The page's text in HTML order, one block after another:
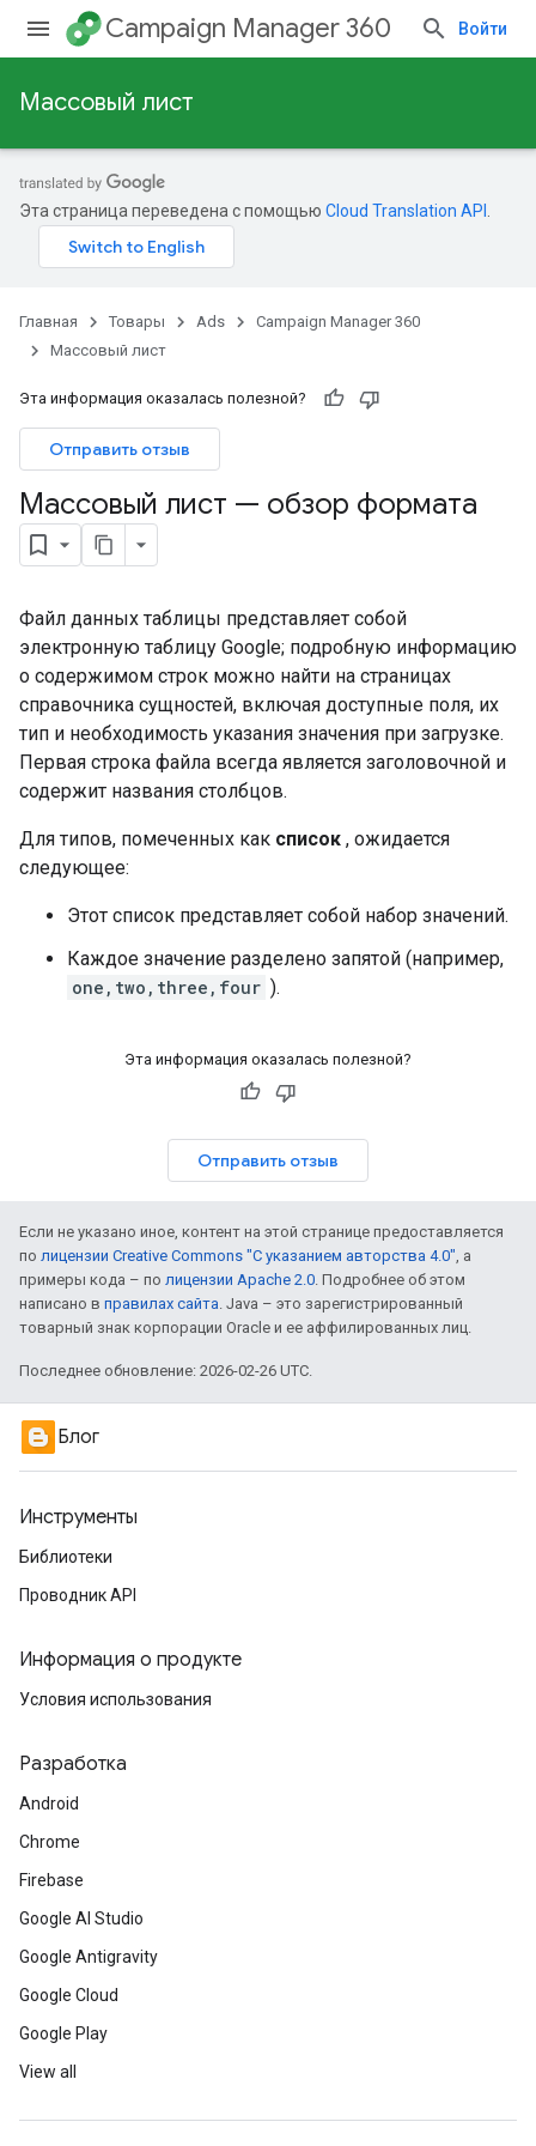
Campaign Manager 360 Войти
Массовый лист
Эта страница переведена с помощью Cloud Translation API
Главная Товары Ads
Campaign Manager 360
Массовый лист
Эта информация оказалась полезной?
Отправить отзыв
Массовый лист — обзор формата
Файл данных таблицы представляет собой
электронную таблицу Google; подробную информацию
о содержимом строк можно найти на страницах
справочника сущностей, включая доступные поля, их
тип и необходимость указания значения при загрузке.
Первая строка файла всегда является заголовочной и
содержит названия столбцов.
Для типов, помеченных как список , ожидается
следующее:
Этот список представляет собой набор значений.
Каждое значение разделено запятой (например,
one,two,three,four ).
Эта информация оказалась полезной?
Отправить отзыв
Если не указано иное, контент на этой странице предоставляется
по лицензии Creative Commons "С указанием авторства 4.0", а
примеры кода – по лицензии Apache 2.0. Подробнее об этом
написано в правилах сайта. Java – это зарегистрированный
товарный знак корпорации Oracle и ее аффилированных лиц.
Последнее обновление: 2026-02-26 UTC.
Блог
Инструменты
Библиотеки
Проводник API
Информация о продукте
Условия использования
Разработка
Android
Chrome
Firebase
Google AI Studio
Google Antigravity
Google Cloud
Google Play
View all